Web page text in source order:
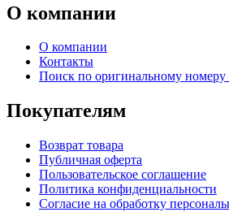
О компании
О компании
Контакты
Поиск по оригинальному номеру
Покупателям
Возврат товара
Публичная оферта
Пользовательское соглашение
Политика конфиденциальности
Согласие на обработку